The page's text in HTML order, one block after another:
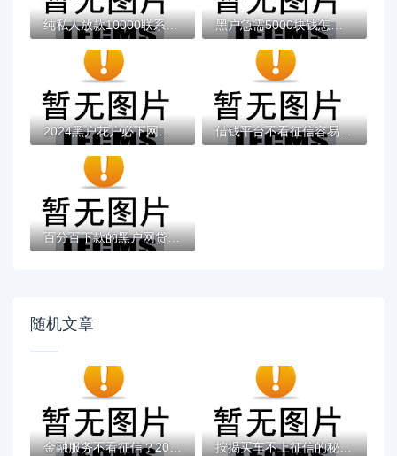
纯私人放款10000联系方式有吗？ 黑户急需5000块钱怎么办？五种解决方法帮你...
2024黑户花户必下网贷推荐：解决信用难题的... 借钱平台不看征信容易通过的推荐【2024年最...
百分百下款的黑户网贷：无担保高通过率的贷...
随机文章
金融服务不看征信？2026年最新发的5款贷款口... 按揭买车不上征信的秘密？这些方法你可能不...